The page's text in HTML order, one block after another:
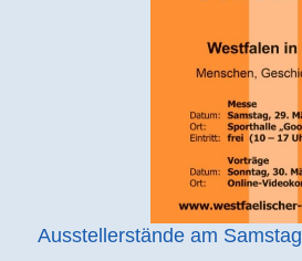
Ausstellerstände am Samstag